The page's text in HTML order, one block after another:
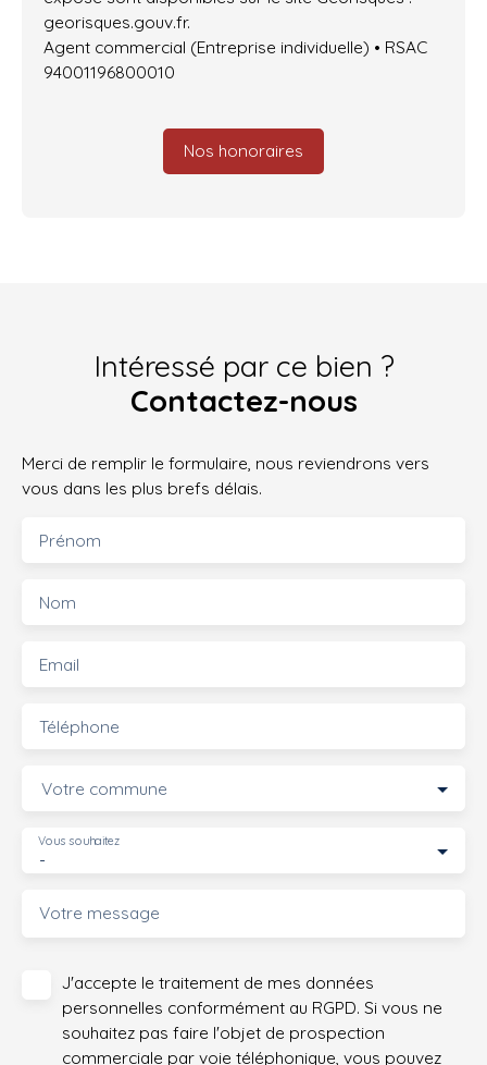
georisques.gouv.fr.
Agent commercial (Entreprise individuelle) • RSAC
94001196800010
Nos honoraires
Intéressé par ce bien ?
Contactez-nous
Merci de remplir le formulaire, nous reviendrons vers
vous dans les plus brefs délais.
Prénom
Nom
Email
Téléphone
Votre commune
-
Vous souhaitez
Votre message
J'accepte le traitement de mes données
personnelles conformément au RGPD. Si vous ne
souhaitez pas faire l'objet de prospection
commerciale par voie téléphonique, vous pouvez